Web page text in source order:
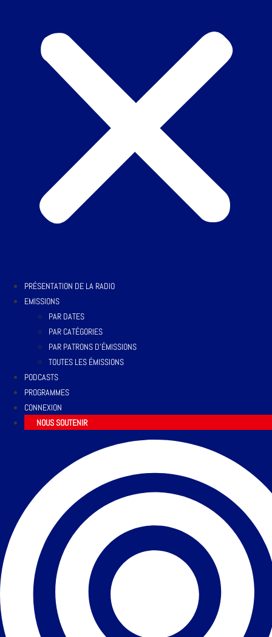
PRÉSENTATION DE LA RADIO
EMISSIONS
PAR DATES
PAR CATÉGORIES
PAR PATRONS D’ÉMISSIONS
TOUTES LES ÉMISSIONS
PODCASTS
PROGRAMMES
CONNEXION
NOUS SOUTENIR